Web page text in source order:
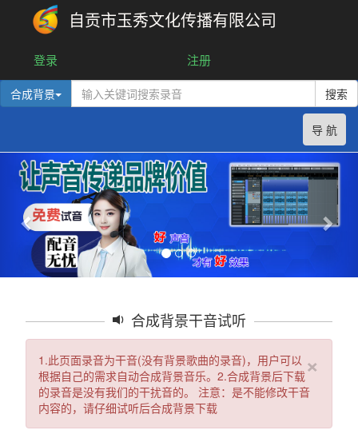
自贡市玉秀文化传播有限公司
登录 注册
合成背景 搜索
导 航
合成背景干音试听
×
1.此页面录音为干音(没有背景歌曲的录音)，用户可以
根据自己的需求自动合成背景音乐。2.合成背景后下载
的录音是没有我们的干扰音的。 注意：是不能修改干音
内容的，请仔细试听后合成背景下载